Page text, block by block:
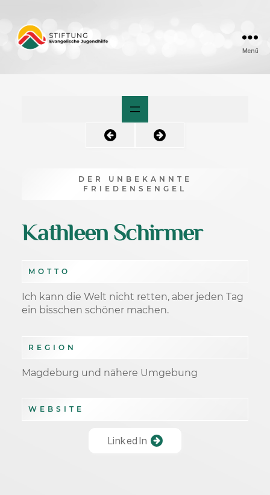
Menü
DER UNBEKANNTE
FRIEDENSENGEL
Kathleen Schirmer
MOTTO
Ich kann die Welt nicht retten, aber jeden Tag
ein bisschen schöner machen.
REGION
Magdeburg und nähere Umgebung
WEBSITE
LinkedIn